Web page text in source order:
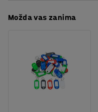
lijepo lovi i reflektira
Na ovom tepihu ne
kotačima.
Materijal: Poliamid
Procjena vremena
Težina: 23 kg
Možda vas zanima